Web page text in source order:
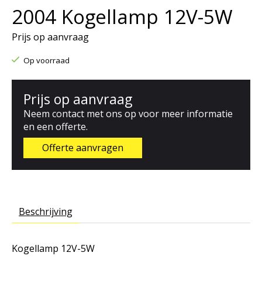
2004 Kogellamp 12V-5W
Prijs op aanvraag
Op voorraad
Prijs op aanvraag
Neem contact met ons op voor meer informatie
en een offerte.
Offerte aanvragen
Beschrijving
Kogellamp 12V-5W